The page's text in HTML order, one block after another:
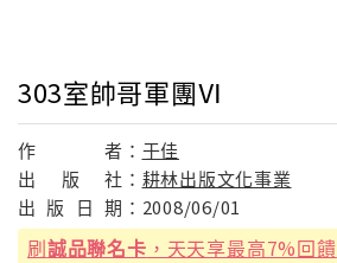
303室帥哥軍團Ⅵ
作 者： 于佳
出
版 社： 耕林出版文化事業
出 版 日 期： 2008/06/01
刷誠品聯名卡 ，天天享最高7%回饋